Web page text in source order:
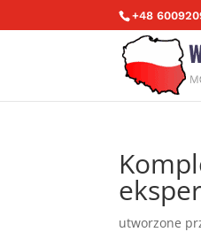
+48
utworzone